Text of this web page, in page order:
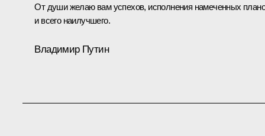
От души желаю вам успехов, исполнения намеченных
и всего наилучшего.
Владимир Путин